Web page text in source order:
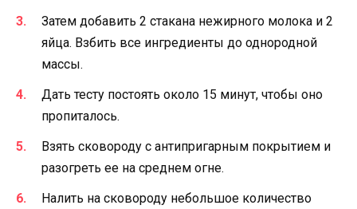
Затем добавить 2 стакана нежирного молока и 2
яйца. Взбить все ингредиенты до однородной
массы.
Дать тесту постоять около 15 минут, чтобы оно
пропиталось.
Взять сковороду с антипригарным покрытием и
разогреть ее на среднем огне.
Налить на сковороду небольшое количество